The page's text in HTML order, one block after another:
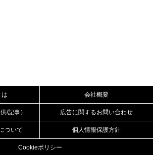
は 会社概要
/記事） 広告に関するお問い合わせ
ついて 個人情報保護方針
Cookieポリシー